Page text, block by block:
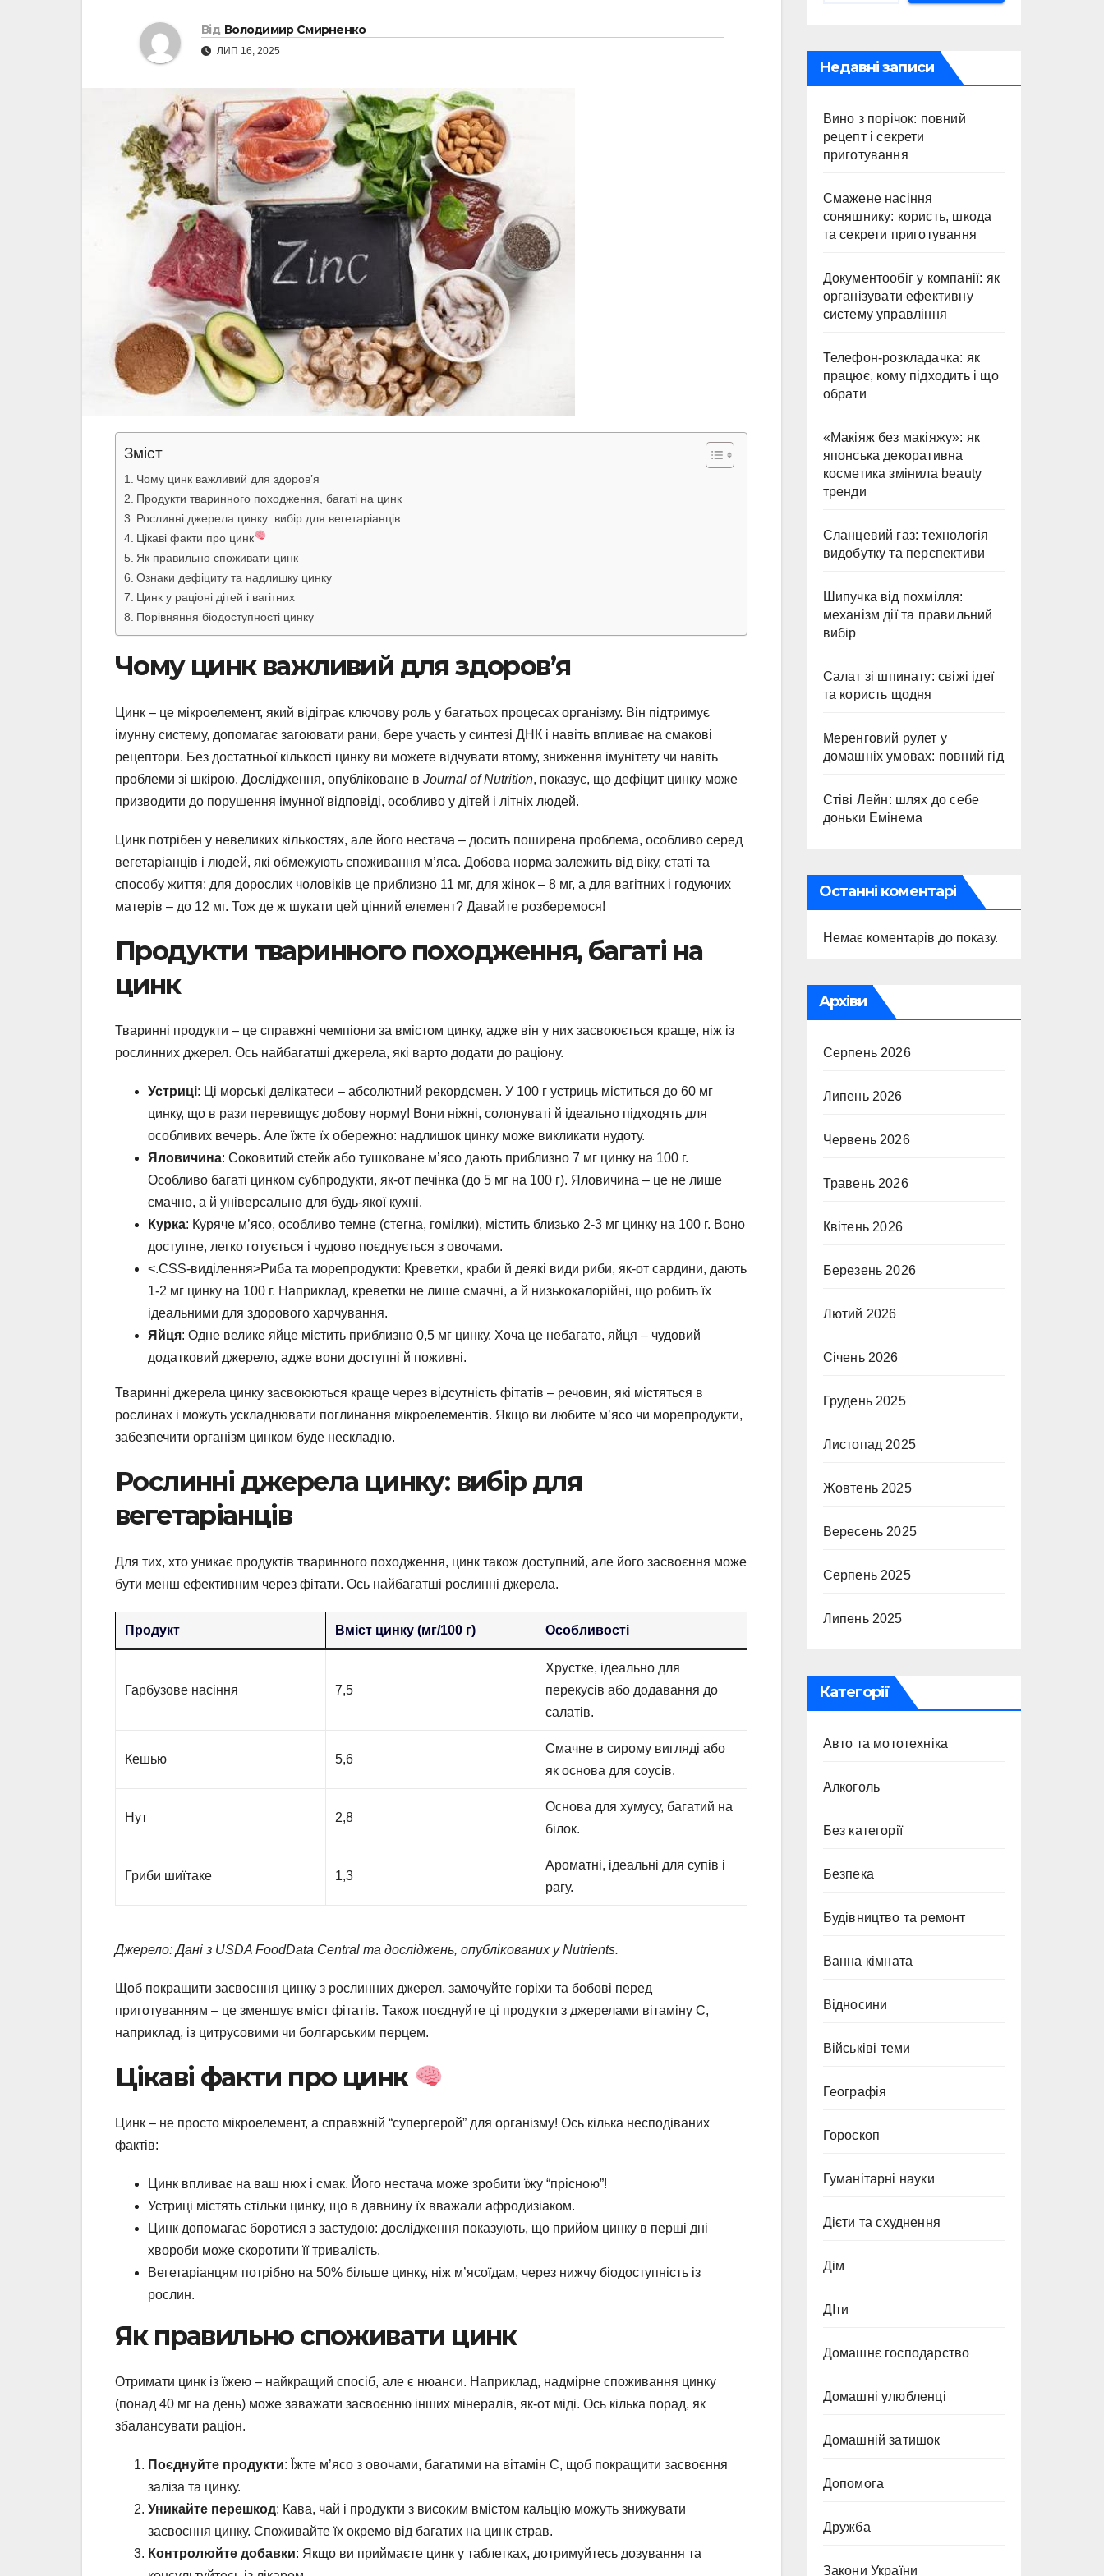
Від Володимир Смирненко
ЛИП 16, 2025
Зміст
Чому цинк важливий для здоров’я
Продукти тваринного походження, багаті на цинк
Рослинні джерела цинку: вибір для вегетаріанців
Цікаві факти про цинк
Як правильно споживати цинк
Ознаки дефіциту та надлишку цинку
Цинк у раціоні дітей і вагітних
Порівняння біодоступності цинку
Чому цинк важливий для здоров’я
Цинк – це мікроелемент, який відіграє ключову роль у багатьох процесах організму. Він підтримує
імунну систему, допомагає загоювати рани, бере участь у синтезі ДНК і навіть впливає на смакові
рецептори. Без достатньої кількості цинку ви можете відчувати втому, зниження імунітету чи навіть
проблеми зі шкірою. Дослідження, опубліковане в Journal of Nutrition, показує, що дефіцит цинку може
призводити до порушення імунної відповіді, особливо у дітей і літніх людей.
Цинк потрібен у невеликих кількостях, але його нестача – досить поширена проблема, особливо серед
вегетаріанців і людей, які обмежують споживання м’яса. Добова норма залежить від віку, статі та
способу життя: для дорослих чоловіків це приблизно 11 мг, для жінок – 8 мг, а для вагітних і годуючих
матерів – до 12 мг. Тож де ж шукати цей цінний елемент? Давайте розберемося!
Продукти тваринного походження, багаті на
цинк
Тваринні продукти – це справжні чемпіони за вмістом цинку, адже він у них засвоюється краще, ніж із
рослинних джерел. Ось найбагатші джерела, які варто додати до раціону.
Устриці: Ці морські делікатеси – абсолютний рекордсмен. У 100 г устриць міститься до 60 мг
цинку, що в рази перевищує добову норму! Вони ніжні, солонуваті й ідеально підходять для
особливих вечерь. Але їжте їх обережно: надлишок цинку може викликати нудоту.
Яловичина: Соковитий стейк або тушковане м’ясо дають приблизно 7 мг цинку на 100 г.
Особливо багаті цинком субпродукти, як-от печінка (до 5 мг на 100 г). Яловичина – це не лише
смачно, а й універсально для будь-якої кухні.
Курка: Куряче м’ясо, особливо темне (стегна, гомілки), містить близько 2-3 мг цинку на 100 г. Воно
доступне, легко готується і чудово поєднується з овочами.
<.CSS-виділення>Риба та морепродукти: Креветки, краби й деякі види риби, як-от сардини, дають
1-2 мг цинку на 100 г. Наприклад, креветки не лише смачні, а й низькокалорійні, що робить їх
ідеальними для здорового харчування.
Яйця: Одне велике яйце містить приблизно 0,5 мг цинку. Хоча це небагато, яйця – чудовий
додатковий джерело, адже вони доступні й поживні.
Тваринні джерела цинку засвоюються краще через відсутність фітатів – речовин, які містяться в
рослинах і можуть ускладнювати поглинання мікроелементів. Якщо ви любите м’ясо чи морепродукти,
забезпечити організм цинком буде нескладно.
Рослинні джерела цинку: вибір для
вегетаріанців
Для тих, хто уникає продуктів тваринного походження, цинк також доступний, але його засвоєння може
бути менш ефективним через фітати. Ось найбагатші рослинні джерела.
Продукт Вміст цинку (мг/100 г) Особливості
Гарбузове насіння 7,5
Хрустке, ідеально для
перекусів або додавання до
салатів.
Кешью 5,6
Смачне в сирому вигляді або
як основа для соусів.
Нут 2,8
Основа для хумусу, багатий на
білок.
Гриби шиїтаке 1,3
Ароматні, ідеальні для супів і
рагу.
Джерело: Дані з USDA FoodData Central та досліджень, опублікованих у Nutrients.
Щоб покращити засвоєння цинку з рослинних джерел, замочуйте горіхи та бобові перед
приготуванням – це зменшує вміст фітатів. Також поєднуйте ці продукти з джерелами вітаміну С,
наприклад, із цитрусовими чи болгарським перцем.
Цікаві факти про цинк
Цинк – не просто мікроелемент, а справжній “супергерой” для організму! Ось кілька несподіваних
фактів:
Цинк впливає на ваш нюх і смак. Його нестача може зробити їжу “прісною”!
Устриці містять стільки цинку, що в давнину їх вважали афродизіаком.
Цинк допомагає боротися з застудою: дослідження показують, що прийом цинку в перші дні
хвороби може скоротити її тривалість.
Вегетаріанцям потрібно на 50% більше цинку, ніж м’ясоїдам, через нижчу біодоступність із
рослин.
Як правильно споживати цинк
Отримати цинк із їжею – найкращий спосіб, але є нюанси. Наприклад, надмірне споживання цинку
(понад 40 мг на день) може заважати засвоєнню інших мінералів, як-от міді. Ось кілька порад, як
збалансувати раціон.
Поєднуйте продукти: Їжте м’ясо з овочами, багатими на вітамін С, щоб покращити засвоєння
заліза та цинку.
Уникайте перешкод: Кава, чай і продукти з високим вмістом кальцію можуть знижувати
засвоєння цинку. Споживайте їх окремо від багатих на цинк страв.
Контролюйте добавки: Якщо ви приймаєте цинк у таблетках, дотримуйтесь дозування та
Недавні записи
Вино з порічок: повний
рецепт і секрети
приготування
Смажене насіння
соняшнику: користь, шкода
та секрети приготування
Документообіг у компанії: як
організувати ефективну
систему управління
Телефон-розкладачка: як
працює, кому підходить і що
обрати
«Макіяж без макіяжу»: як
японська декоративна
косметика змінила beauty
тренди
Сланцевий газ: технологія
видобутку та перспективи
Шипучка від похмілля:
механізм дії та правильний
вибір
Салат зі шпинату: свіжі ідеї
та користь щодня
Меренговий рулет у
домашніх умовах: повний гід
Стіві Лейн: шлях до себе
доньки Емінема
Останні коментарі
Немає коментарів до показу.
Архіви
Серпень 2026
Липень 2026
Червень 2026
Травень 2026
Квітень 2026
Березень 2026
Лютий 2026
Січень 2026
Грудень 2025
Листопад 2025
Жовтень 2025
Вересень 2025
Серпень 2025
Липень 2025
Категорії
Авто та мототехніка
Алкоголь
Без категорії
Безпека
Будівництво та ремонт
Ванна кімната
Відносини
Військіві теми
Географія
Гороскоп
Гуманітарні науки
Дієти та схуднення
Дім
ДІти
Домашнє господарство
Домашні улюбленці
Домашній затишок
Допомога
Дружба
Закони України